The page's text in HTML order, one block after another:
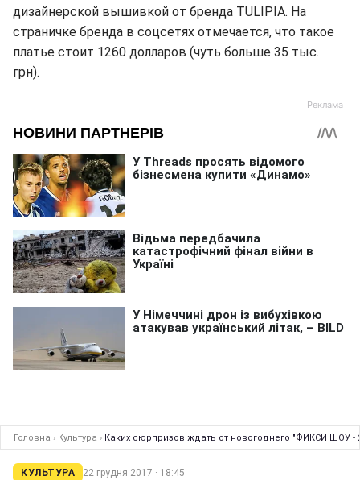
дизайнерской вышивкой от бренда TULIPIA. На
страничке бренда в соцсетях отмечается, что такое
платье стоит 1260 долларов (чуть больше 35 тыс.
грн).
Головна › Культура › Каких сюрпризов ждать от новогоднего "ФИКСИ ШОУ -
КУЛЬТУРА 22 грудня 2017 · 18:45